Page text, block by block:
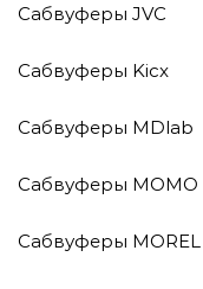
Сабвуферы JVC
Сабвуферы Kicx
Сабвуферы MDlab
Сабвуферы MOMO
Сабвуферы MOREL